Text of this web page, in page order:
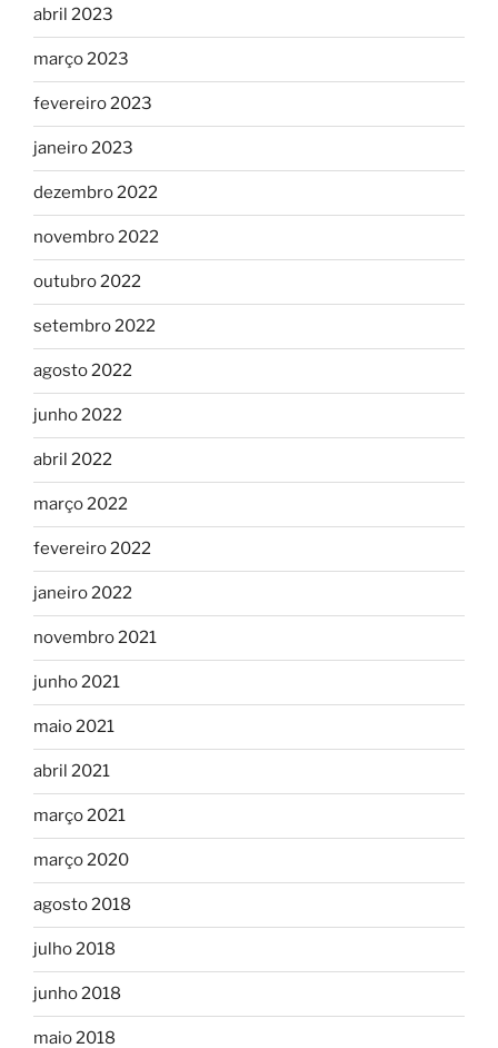
abril 2023
março 2023
fevereiro 2023
janeiro 2023
dezembro 2022
novembro 2022
outubro 2022
setembro 2022
agosto 2022
junho 2022
abril 2022
março 2022
fevereiro 2022
janeiro 2022
novembro 2021
junho 2021
maio 2021
abril 2021
março 2021
março 2020
agosto 2018
julho 2018
junho 2018
maio 2018